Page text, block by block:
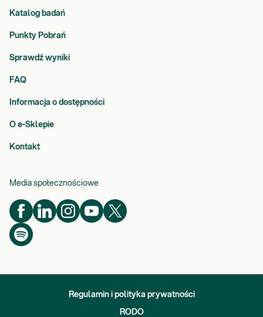
Katalog badań
Punkty Pobrań
Sprawdź wyniki
FAQ
Informacja o dostępności
O e-Sklepie
Kontakt
Media społecznościowe
Regulamin i polityka prywatności
RODO